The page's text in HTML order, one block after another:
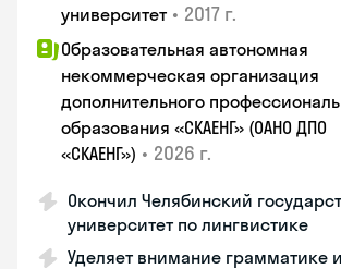
университет • 2017 г.
Образовательная автономная
некоммерческая организация
дополнительного
образования «СКАЕНГ» (ОАНО ДПО
«СКАЕНГ») • 2026 г.
Окончил Челябинский
университет по лингвистике
Уделяет внимание грамматике и